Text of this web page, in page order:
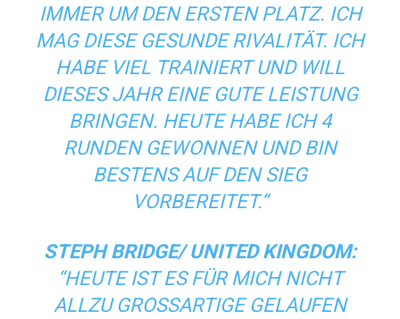
IMMER UM DEN ERSTEN PLATZ. ICH
MAG DIESE GESUNDE RIVALITÄT. ICH
HABE VIEL TRAINIERT UND WILL
DIESES JAHR EINE GUTE LEISTUNG
BRINGEN. HEUTE HABE ICH 4
RUNDEN GEWONNEN UND BIN
BESTENS AUF DEN SIEG
VORBEREITET.“
STEPH BRIDGE/ UNITED KINGDOM:
“HEUTE IST ES FÜR MICH NICHT
ALLZU GROSSARTIGE GELAUFEN A